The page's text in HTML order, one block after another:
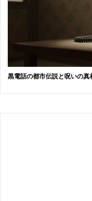
黒電話の都市伝説と呪いの